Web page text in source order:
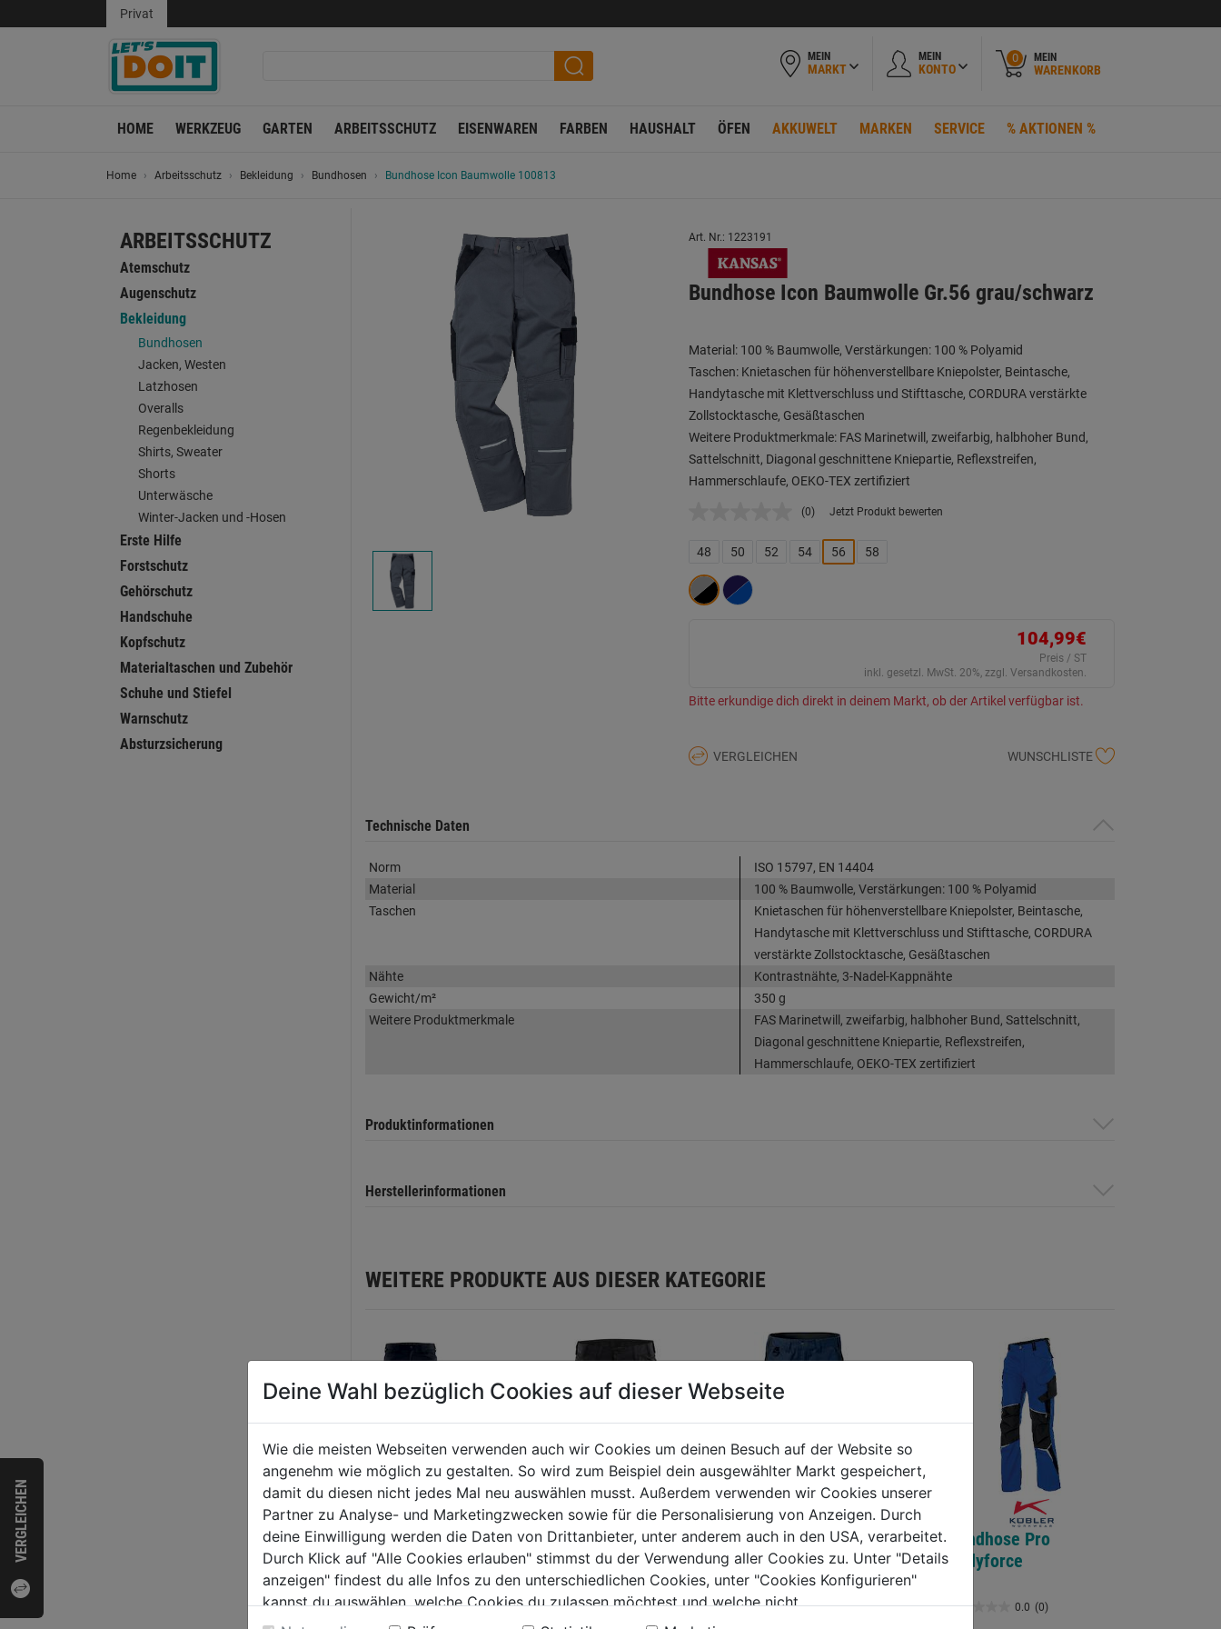
VERGLEICHEN
Privat
MEIN
MARKT
MEIN
KONTO
0 MEIN
WARENKORB
HOME WERKZEUG GARTEN ARBEITSSCHUTZ EISENWAREN FARBEN HAUSHALT ÖFEN AKKUWELT MARKEN SERVICE % AKTIONEN %
Home Arbeitsschutz Bekleidung Bundhosen Bundhose Icon Baumwolle 100813
ARBEITSSCHUTZ
Atemschutz
Augenschutz
Bekleidung
Bundhosen
Jacken, Westen
Latzhosen
Overalls
Regenbekleidung
Shirts, Sweater
Shorts
Unterwäsche
Winter-Jacken und -Hosen
Erste Hilfe
Forstschutz
Gehörschutz
Handschuhe
Kopfschutz
Materialtaschen und Zubehör
Schuhe und Stiefel
Warnschutz
Absturzsicherung
Art. Nr.: 1223191
Bundhose Icon Baumwolle Gr.56 grau/schwarz
Material: 100 % Baumwolle, Verstärkungen: 100 % Polyamid
Taschen: Knietaschen für höhenverstellbare Kniepolster, Beintasche,
Handytasche mit Klettverschluss und Stifttasche, CORDURA verstärkte
Zollstocktasche, Gesäßtaschen
Weitere Produktmerkmale: FAS Marinetwill, zweifarbig, halbhoher Bund,
Sattelschnitt, Diagonal geschnittene Kniepartie, Reflexstreifen,
Hammerschlaufe, OEKO-TEX zertifiziert
Kein
Link
auf
(0) Jetzt Produkt bewerten
48 50 52 54 56 58
104,99€
Preis / ST
inkl. gesetzl. MwSt. 20%, zzgl. Versandkosten.
Bitte erkundige dich direkt in deinem Markt, ob der Artikel verfügbar ist.
VERGLEICHEN WUNSCHLISTE
Technische Daten
Norm
ISO 15797, EN 14404
Material
100 % Baumwolle, Verstärkungen: 100 % Polyamid
Taschen
Knietaschen für höhenverstellbare Kniepolster, Beintasche,
Handytasche mit Klettverschluss und Stifttasche, CORDURA
verstärkte Zollstocktasche, Gesäßtaschen
Nähte
Kontrastnähte, 3-Nadel-Kappnähte
Gewicht/m²
350 g
Weitere Produktmerkmale
FAS Marinetwill, zweifarbig, halbhoher Bund, Sattelschnitt,
Diagonal geschnittene Kniepartie, Reflexstreifen,
Hammerschlaufe, OEKO-TEX zertifiziert
Produktinformationen
Herstellerinformationen
WEITERE PRODUKTE AUS DIESER KATEGORIE
Bundhose Service
Stretch
0.0 (0)
Handwerker Stretch-
Stretch Hose 126515
Bundhose Pro
Bodyforce
0.0 (0)
Deine Wahl bezüglich Cookies auf dieser Webseite
Wie die meisten Webseiten verwenden auch wir Cookies um deinen Besuch auf der Website so
angenehm wie möglich zu gestalten. So wird zum Beispiel dein ausgewählter Markt gespeichert,
damit du diesen nicht jedes Mal neu auswählen musst. Außerdem verwenden wir Cookies unserer
Partner zu Analyse- und Marketingzwecken sowie für die Personalisierung von Anzeigen. Durch
deine Einwilligung werden die Daten von Drittanbieter, unter anderem auch in den USA, verarbeitet.
Durch Klick auf "Alle Cookies erlauben" stimmst du der Verwendung aller Cookies zu. Unter "Details
anzeigen" findest du alle Infos zu den unterschiedlichen Cookies, unter "Cookies Konfigurieren"
kannst du auswählen, welche Cookies du zulassen möchtest und welche nicht.
Weitere Informationen findest du in unserer Datenschutzerklärung